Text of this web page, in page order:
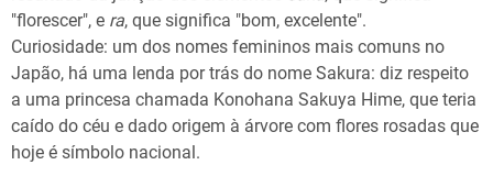
"florescer", e ra, que significa "bom, excelente".
Curiosidade: um dos nomes femininos mais comuns no
Japão, há uma lenda por trás do nome Sakura: diz respeito
a uma princesa chamada Konohana Sakuya Hime, que teria
caído do céu e dado origem à árvore com flores rosadas que
hoje é símbolo nacional.